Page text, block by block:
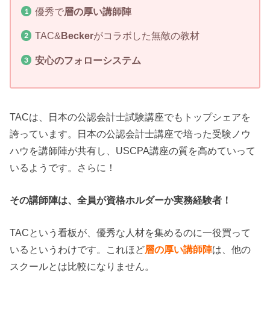
優秀で層の厚い講師陣
TAC&Beckerがコラボした無敵の教材
安心のフォローシステム
TACは、日本の公認会計士試験講座でもトップシェアを
誇っています。日本の公認会計士講座で培った受験ノウ
ハウを講師陣が共有し、USCPA講座の質を高めていって
いるようです。さらに！
その講師陣は、全員が資格ホルダーか実務経験者！
TACという看板が、優秀な人材を集めるのに一役買って
いるというわけです。これほど層の厚い講師陣は、他の
スクールとは比較になりません。